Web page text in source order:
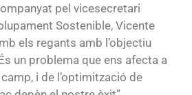
pel vicesecretari
Sostenible, Vicente
els regants amb l’objectiu
un problema que ens afecta a
i de l’optimització de